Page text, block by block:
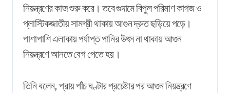
নিয়ন্ত্রণের কাজ শুরু করে। তবে গুদামে বিপুল পরিমাণ কাগজ ও
প্লাস্টিকজাতীয় সামগ্রী থাকায় আগুন দ্রুত ছড়িয়ে পড়ে।
পাশাপাশি এলাকায় পর্যাপ্ত পানির উৎস না থাকায় আগুন
নিয়ন্ত্রণে আনতে বেগ পেতে হয়।
তিনি বলেন, প্রায় পাঁচ ঘণ্টার প্রচেষ্টার পর আগুন নিয়ন্ত্রণে